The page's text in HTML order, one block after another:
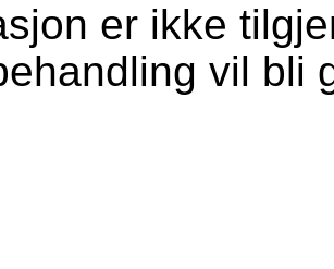
er ikke
vil bli